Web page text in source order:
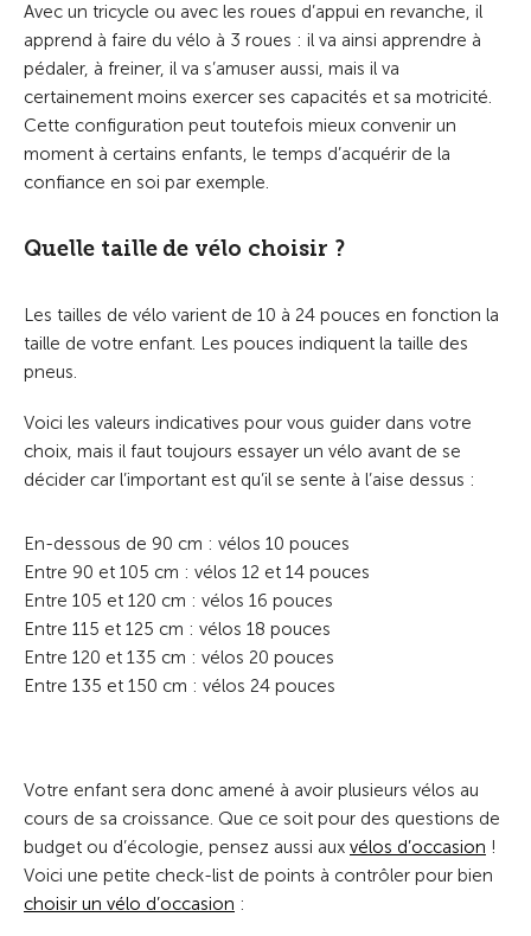
Avec un tricycle ou avec les roues d’appui en revanche, il
apprend à faire du vélo à 3 roues : il va ainsi apprendre à
pédaler, à freiner, il va s’amuser aussi, mais il va
certainement moins exercer ses capacités et sa motricité.
Cette configuration peut toutefois mieux convenir un
moment à certains enfants, le temps d’acquérir de la
confiance en soi par exemple.
Quelle taille de vélo choisir ?
Les tailles de vélo varient de 10 à 24 pouces en fonction la
taille de votre enfant. Les pouces indiquent la taille des
pneus.
Voici les valeurs indicatives pour vous guider dans votre
choix, mais il faut toujours essayer un vélo avant de se
décider car l’important est qu’il se sente à l’aise dessus :
En-dessous de 90 cm : vélos 10 pouces
Entre 90 et 105 cm : vélos 12 et 14 pouces
Entre 105 et 120 cm : vélos 16 pouces
Entre 115 et 125 cm : vélos 18 pouces
Entre 120 et 135 cm : vélos 20 pouces
Entre 135 et 150 cm : vélos 24 pouces
Votre enfant sera donc amené à avoir plusieurs vélos au
cours de sa croissance. Que ce soit pour des questions de
budget ou d’écologie, pensez aussi aux vélos d’occasion !
Voici une petite check-list de points à contrôler pour bien
choisir un vélo d’occasion :